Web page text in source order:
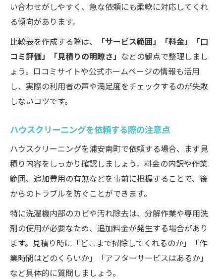
初めてでも安心の依頼体験を得るコツ
どこまで頼める？清掃範囲の見極め方ガイド
清掃範囲別ハウスクリーニング対応表
水回りやエアコン掃除の依頼範囲とは
在室・空室クリーニングの違いを理解しよ
う
清掃範囲で料金が変動する理由
口コミで評判の高いサービス選定術とは
口コミ評価で分かるハウスクリーニング比
較表
高評価レビューから学ぶ依頼のコツ
信頼できる口コミの見極め方
SNSや知恵袋を活用した情報収集術
口コミと実際の仕上がりを比較しよう
い合わせがしやすく、急な依頼にも柔軟に対応してくれ
る傾向があります。
比較表を作成する際は、
「サービス範囲」「料金」「口
コミ評価」「見積りの明瞭さ」 などの観点で整理しまし
ょう。口コミサイトや公式ホームページの情報も活用
し、実際の利用者の声や満足度をチェックするのが失敗
しないコツです。
ハウスクリーニングを依頼する際の注意点
ハウスクリーニングを浦安南町で依頼する場合、まず見
積り内容をしっかり確認しましょう。料金の内訳や作業
範囲、追加費用の有無などを事前に把握することで、後
からのトラブルを防ぐことができます。
特に洗濯機内部のカビや汚れ除去は、分解作業や専用洗
剤の使用が必要なため、追加料金が発生する場合があり
ます。見積り時に「どこまで掃除してくれるのか」「作
業時間はどのくらいか」「アフターサービスはあるか」
など具体的に質問しましょう。